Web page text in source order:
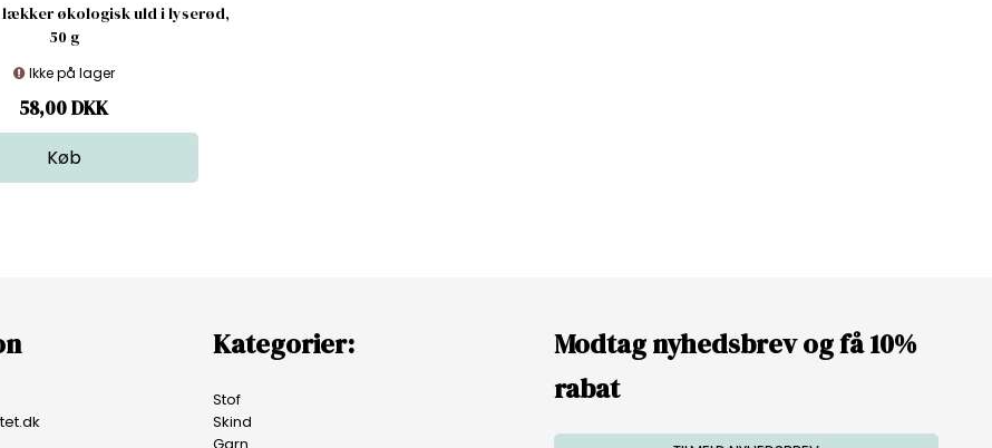
lækker økologisk uld i lyserød,
50 g
Ikke på lager
58,00DKK
Kategorier:
Stof
Skind
Modtag nyhedsbrev og få 10%
rabat